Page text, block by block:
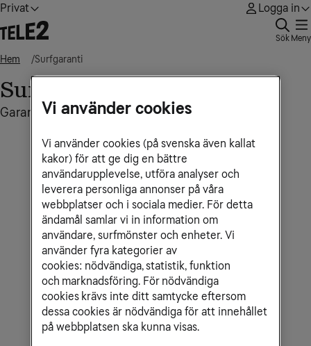
Privat Logga in
Sök Meny
Hem Surfgaranti
Surfgaranti
Garanterat uppkopplad i alla lägen
Alltid uppkoppling
Garanterad uppkoppling i alla lägen
Vi använder cookies
Vi använder cookies (på svenska även kallat
kakor) för att ge dig en bättre
användarupplevelse, utföra analyser och
leverera personliga annonser på våra
webbplatser och i sociala medier. För detta
ändamål samlar vi in information om
användare, surfmönster och enheter. Vi
använder fyra kategorier av
cookies: nödvändiga, statistik, funktion
och marknadsföring. För nödvändiga
cookies krävs inte ditt samtycke eftersom
dessa cookies är nödvändiga för att innehållet
på webbplatsen ska kunna visas.